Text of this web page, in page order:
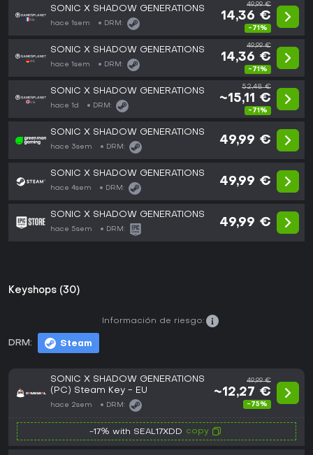
SONIC X SHADOW GENERATIONS
hace 1sem DRM:
49,99 €
14,36 €
-71%
SONIC X SHADOW GENERATIONS
hace 1sem DRM:
49,99 €
14,36 €
-71%
SONIC X SHADOW GENERATIONS
hace 1d DRM:
52,48 €
~15,11 €
-71%
SONIC X SHADOW GENERATIONS
hace 3sem DRM:
49,99 €
SONIC X SHADOW GENERATIONS
hace 4sem DRM:
49,99 €
SONIC X SHADOW GENERATIONS
hace 5sem DRM:
49,99 €
Keyshops (30)
DRM: Steam
Información de riesgo:
SONIC X SHADOW GENERATIONS
(PC) Steam Key - EU
hace 2sem DRM:
49,99 €
~12,27 €
-75%
-17% with SEAL17XDD copy